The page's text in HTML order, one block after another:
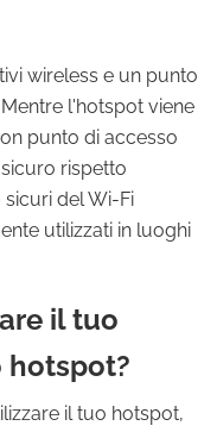
wireless e un punto
l'hotspot viene
punto di accesso
rispetto
del Wi-Fi
utilizzati in luoghi
il tuo
il tuo hotspot,